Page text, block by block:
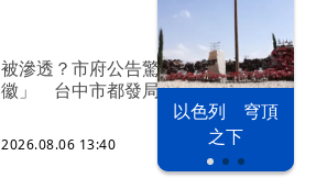
以色列 穹頂
之下
被滲透？市府公告驚見「中國國
徽」 台中市都發局長認了3錯誤
2026.08.06 13:40